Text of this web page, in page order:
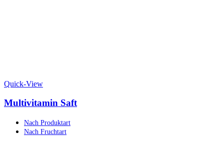
Quick-View
Multivitamin Saft
Nach Produktart
Nach Fruchtart